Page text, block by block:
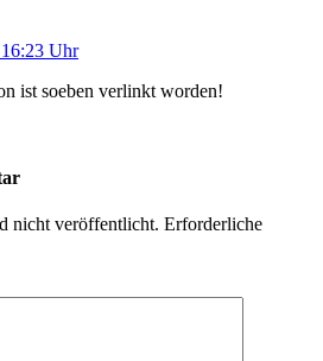
Uhr
ist soeben verlinkt worden!
nicht veröffentlicht. Erforderliche